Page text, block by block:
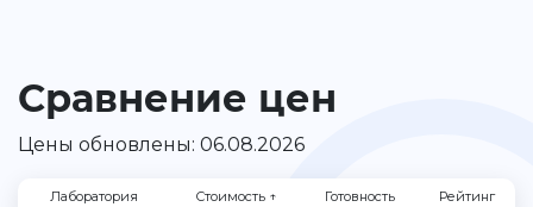
Сравнение цен
Цены обновлены: 06.08.2026
Лаборатория Стоимость ↑ Готовность Рейтинг